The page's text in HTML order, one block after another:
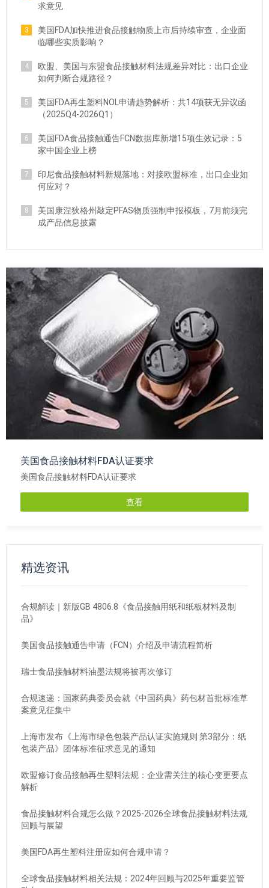
求意见
3
美国FDA加快推进食品接触物质上市后持续审查，企业面
临哪些实质影响？
4
欧盟、美国与东盟食品接触材料法规差异对比：出口企业
如何判断合规路径？
5
美国FDA再生塑料NOL申请趋势解析：共14项获无异议函
（2025Q4-2026Q1）
6
美国FDA食品接触通告FCN数据库新增15项生效记录：5
家中国企业上榜
7
印尼食品接触材料新规落地：对接欧盟标准，出口企业如
何应对？
8
美国康涅狄格州敲定PFAS物质强制申报模板，7月前须完
成产品信息披露
美国食品接触材料FDA认证要求
美国食品接触材料FDA认证要求
查看
精选资讯
合规解读｜新版GB 4806.8《食品接触用纸和纸板材料及制
品》
美国食品接触通告申请（FCN）介绍及申请流程简析
瑞士食品接触材料油墨法规将被再次修订
合规速递：国家药典委员会就《中国药典》药包材首批标准草
案意见征集中
上海市发布《上海市绿色包装产品认证实施规则 第3部分：纸
包装产品》团体标准征求意见的通知
欧盟修订食品接触再生塑料法规：企业需关注的核心变更要点
解析
食品接触材料合规怎么做？2025-2026全球食品接触材料法规
回顾与展望
美国FDA再生塑料注册应如何合规申请？
全球食品接触材料相关法规：2024年回顾与2025年重要监管